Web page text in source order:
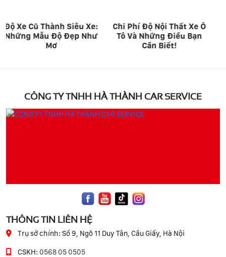
Chi Phí Độ Nội Thất Xe Ô
Tô Và Những Điều Bạn
Cần Biết!
Tất Tần Tật Về Quy Trình
Độ Xe Mới Nhất 2025 –
Bạn Không Nên Bỏ Lỡ!
CÔNG TY TNHH HÀ THÀNH CAR SERVICE
THÔNG TIN LIÊN HỆ
Trụ sở chính: Số 9, Ngõ 11 Duy Tân, Cầu Giấy, Hà Nội
CSKH: 0568 05 0505